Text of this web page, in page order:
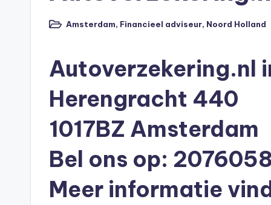
O
Geplaatst
Amsterdam, Financieel adviseur, Noord Holland
Autoverzekering.nl
Herengracht 440
1017BZ Amsterdam
Bel ons op:
Meer informatie